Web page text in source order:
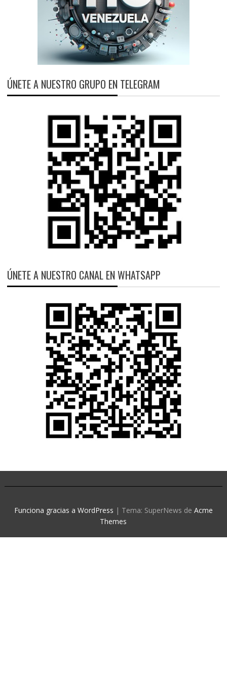
ÚNETE A NUESTRO GRUPO EN TELEGRAM
ÚNETE A NUESTRO CANAL EN WHATSAPP
Funciona gracias a WordPress | Tema: SuperNews de Acme
Themes